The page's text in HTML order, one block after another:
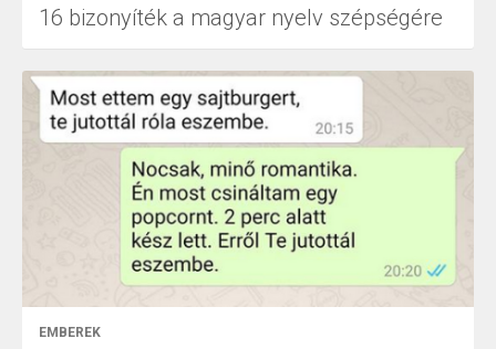
16 bizonyíték a magyar nyelv szépségére
EMBEREK